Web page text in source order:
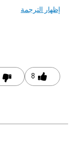
إظهار الترجمة
8
2